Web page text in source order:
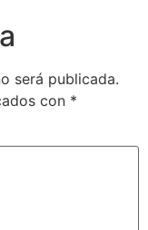
será publicada.
con *